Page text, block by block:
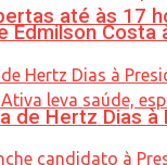
até às 17
Edmilson Costa
de Hertz Dias